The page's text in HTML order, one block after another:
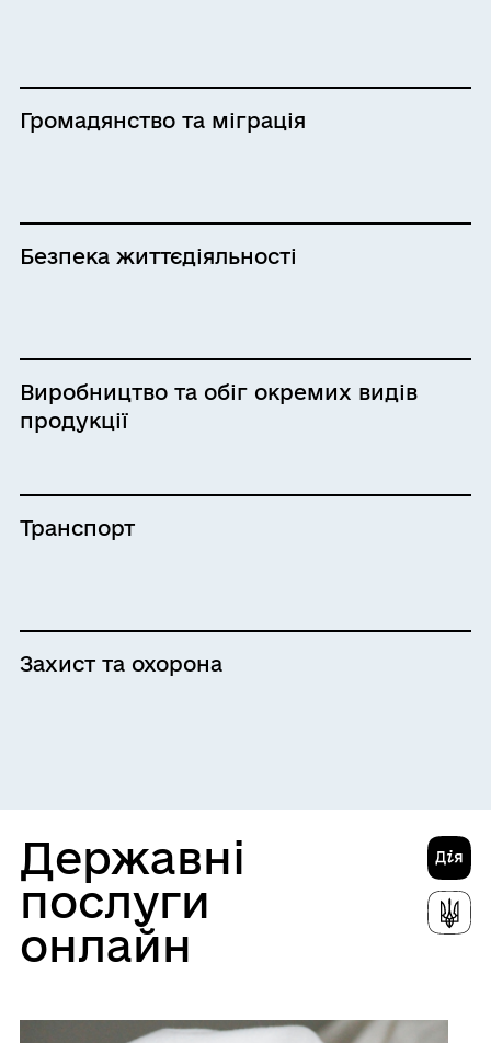
Громадянство та міграція
Безпека життєдіяльності
Виробництво та обіг окремих видів
продукції
Транспорт
Захист та охорона
Державні
послуги
онлайн